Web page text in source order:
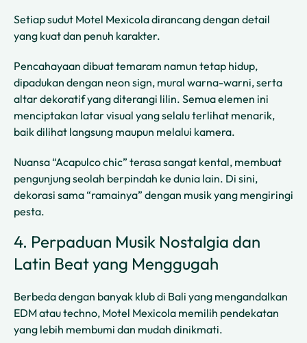
Setiap sudut Motel Mexicola dirancang dengan detail
yang kuat dan penuh karakter.
Pencahayaan dibuat temaram namun tetap hidup,
dipadukan dengan neon sign, mural warna-warni, serta
altar dekoratif yang diterangi lilin. Semua elemen ini
menciptakan latar visual yang selalu terlihat menarik,
baik dilihat langsung maupun melalui kamera.
Nuansa “Acapulco chic” terasa sangat kental, membuat
pengunjung seolah berpindah ke dunia lain. Di sini,
dekorasi sama “ramainya” dengan musik yang mengiringi
pesta.
4. Perpaduan Musik Nostalgia dan
Latin Beat yang Menggugah
Berbeda dengan banyak klub di Bali yang mengandalkan
EDM atau techno, Motel Mexicola memilih pendekatan
yang lebih membumi dan mudah dinikmati.